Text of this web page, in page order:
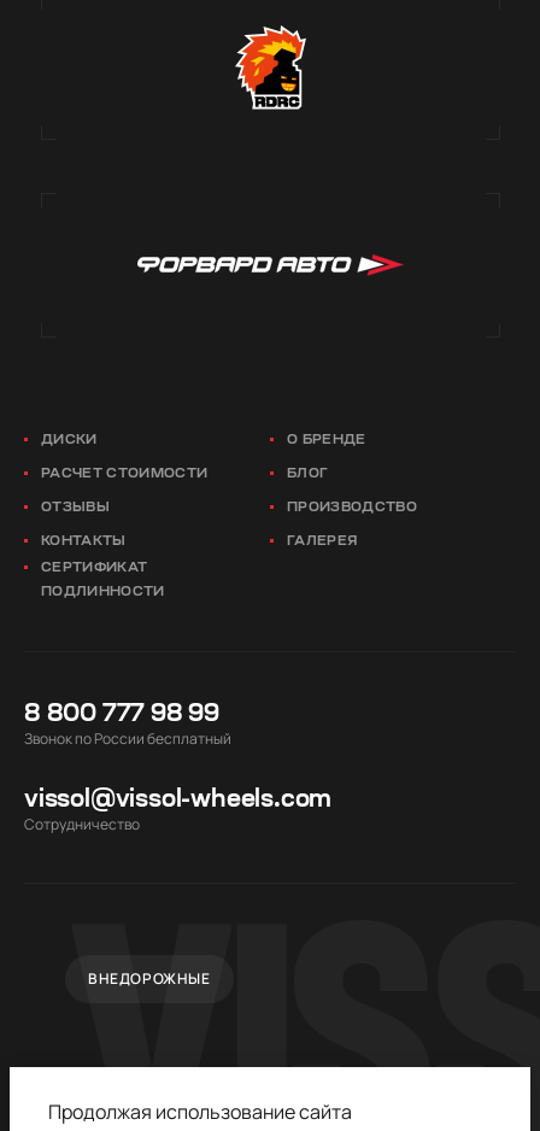
ДИСКИ О БРЕНДЕ
РАСЧЕТ СТОИМОСТИ БЛОГ
ОТЗЫВЫ ПРОИЗВОДСТВО
КОНТАКТЫ
ГАЛЕРЕЯ
СЕРТИФИКАТ
ПОДЛИННОСТИ
8 800 777 98 99
Звонок по России бесплатный
vissol@vissol-wheels.com
Cотрудничество
ВНЕДОРОЖНЫЕ
Продолжая использование сайта